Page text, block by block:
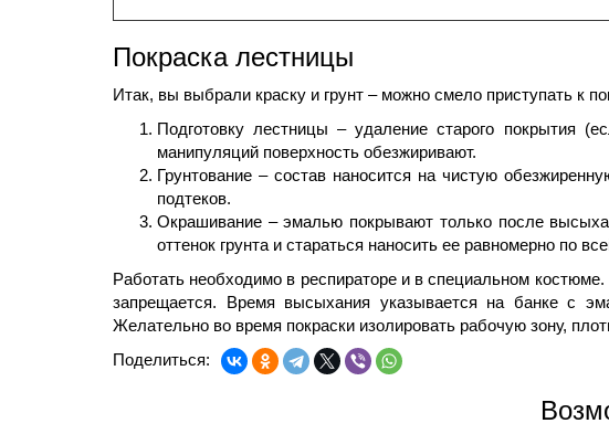
Покраска лестницы
Итак, вы выбрали краску и грунт – можно смело приступать к
Подготовку лестницы – удаление старого покрытия
манипуляций поверхность обезжиривают.
Грунтование – состав наносится на чистую
подтеков.
Окрашивание – эмалью покрывают только после
оттенок грунта и стараться наносить ее равномерно по
Работать необходимо в респираторе и в специальном
запрещается. Время высыхания указывается на банке с
Желательно во время покраски изолировать рабочую зону,
Поделиться: